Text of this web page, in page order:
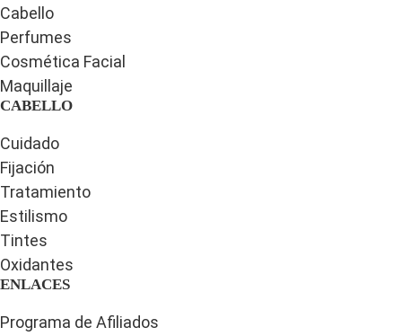
Cabello
Perfumes
Cosmética Facial
Maquillaje
CABELLO
Cuidado
Fijación
Tratamiento
Estilismo
Tintes
Oxidantes
ENLACES
Programa de Afiliados